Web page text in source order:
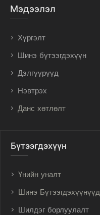
Мэдээлэл
Хүргэлт
Шинэ бүтээгдэхүүн
Дэлгүүрүүд
Нэвтрэх
Данс хөтлөлт
Бүтээгдэхүүн
Үнийн уналт
Шинэ Бүтээгдэхүүнүүд
Шилдэг борлуулалт